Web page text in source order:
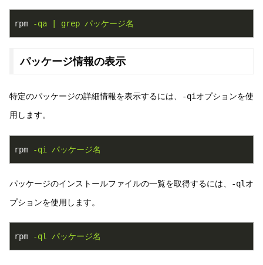
rpm -qa | grep パッケージ名
パッケージ情報の表示
特定のパッケージの詳細情報を表示するには、 -qiオプションを使
用します。
rpm -qi パッケージ名
パッケージのインストールファイルの一覧を取得するには、 -ql オ
プションを使用します。
rpm -ql パッケージ名